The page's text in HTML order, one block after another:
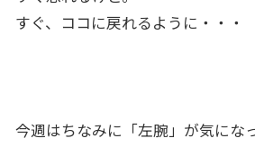
すぐ、ココに戻れるように・・・
今週はちなみに「左腕」が気にな